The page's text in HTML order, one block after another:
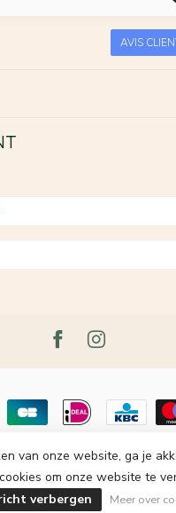
AVIS
Le Grenier du Lin- Powered by
designby Dyvelopment
van onze website, ga je
om onze website te
verbergen
Meer over